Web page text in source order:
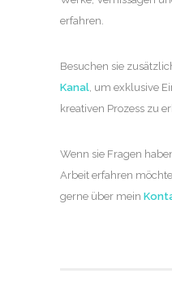
erfahren.
Besuchen sie
Kanal, um exklusive
kreativen Prozess zu
Wenn sie Fragen
Arbeit erfahren
gerne über mein